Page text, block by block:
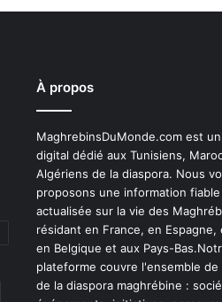
À propos
MaghrebinsDuMonde.com est
digital dédié aux Tunisiens,
Algériens de la diaspora. Nous
proposons une information
actualisée sur la vie des
résidant en France, en Espagne,
en Belgique et aux Pays-
plateforme couvre l'ensemble de
de la diaspora maghrébine :